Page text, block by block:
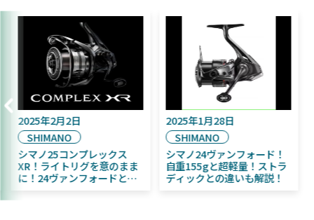
16日
発売予定！
魚／ちびふく魚
イト初心者にお
2025年2月2日
シマノ25コンプレックス
XR！ライトリグを意のまま
に！24ヴァンフォードとの
シマノ24ヴ
自重155gと
ディックと